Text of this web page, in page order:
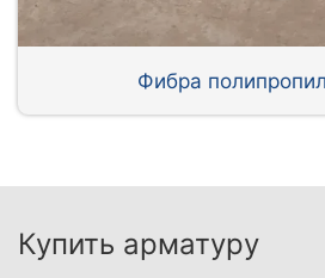
Фибра
Купить арматуру